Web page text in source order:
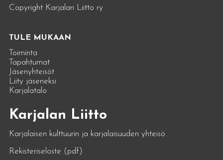
Copyright Karjalan Liitto ry
TULE MUKAAN
Toiminta
Tapahtumat
Jäsenyhteisöt
Liity jäseneksi
Karjalatalo
Karjalan Liitto
Karjalaisen kulttuurin ja karjalaisuuden yhteisö
Rekisteriseloste (pdf)